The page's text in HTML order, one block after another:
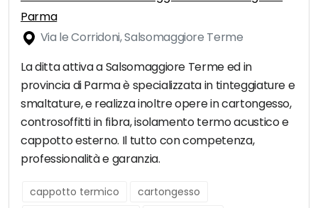
Parma
Via le Corridoni, Salsomaggiore Terme
La ditta attiva a Salsomaggiore Terme ed in
provincia di Parma è specializzata in tinteggiature e
smaltature, e realizza inoltre opere in cartongesso,
controsoffitti in fibra, isolamento termo acustico e
cappotto esterno. Il tutto con competenza,
professionalità e garanzia.
cappotto termico
cartongesso